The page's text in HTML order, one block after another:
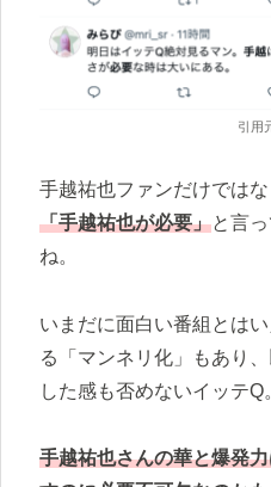
引用
手越祐也ファンだけではな
「手越祐也が必要」と言
ね。
いまだに面白い番組とは
る「マンネリ化」もあり
した感も否めないイッテQ
手越祐也さんの華と爆発